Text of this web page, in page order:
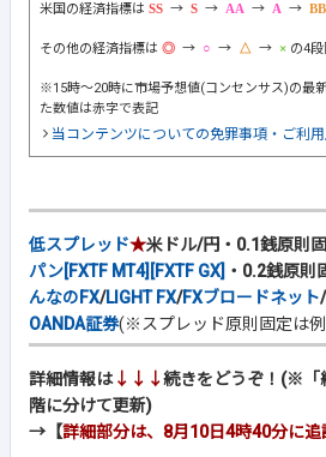
米国の経済指標は → → → →
その他の経済指標は → → → の4
※15時～20時に市場予想値(コンセンサス)の最
た数値は赤字で表記
当コンテンツについての免罪事項・ご利
低スプレッド★米ドル/円・0.1銭原則
パン[FXTF MT4][FXTF GX] ・0.2銭原則
んなのFX/LIGHT FX/FXブロードネット/
OANDA証券(※スプレッド原則固定は
詳細情報は↓↓↓続きをどうぞ！(※「
階に分けて更新)
→【詳細部分は、8月10日4時40分に追